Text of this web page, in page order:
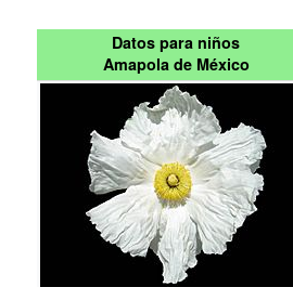
Datos para niños
Amapola de México